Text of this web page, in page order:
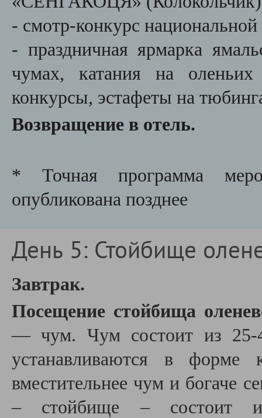
- смотр-конкурс
- праздничная ярмарка
чумах, катания на
конкурсы, эстафеты на
Возвращение в отель.
* Точная программа
опубликована позднее
День 5: Стойбище
Завтрак.
Посещение стойбища
— чум. Чум состоит из 25-
устанавливаются в
вместительнее чум и богаче
– стойбище – состоит